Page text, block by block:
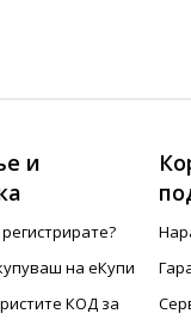
и
на еКупи
КОД за